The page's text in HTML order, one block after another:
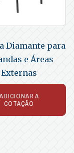
Diamante para
e Áreas
Externas
ADICIONAR À
COTAÇÃO